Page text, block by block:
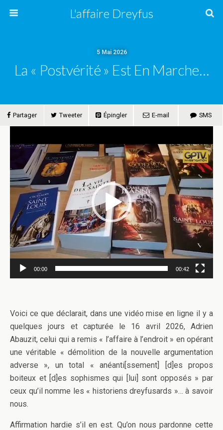
L'affaire Dreyfus
5 Mai 2026
La « Postvérité » Est En Marche…
Partager Tweeter Épingler E-mail SMS
vidéo
00:00 00:42
Voici ce que déclarait, dans une vidéo mise en ligne il y a
quelques jours et capturée le 16 avril 2026, Adrien
Abauzit, celui qui a remis « l’affaire à l’endroit » en opérant
une véritable « démolition de la nouvelle argumentation
adverse », un total « anéanti[ssement] [d]es propos
boiteux et [d]es sophismes qui [lui] sont opposés » par
ceux qu’il nomme les « historiens dreyfusards »… à savoir
nous.
Affirmation hardie s’il en est. Qu’on nous pardonne cette